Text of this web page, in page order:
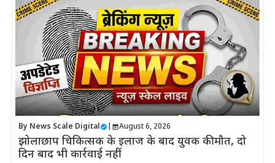
By News Scale Digital August 6, 2026
झोलाछाप चिकित्सक के इलाज के बाद युवक की मौत, दो
दिन बाद भी कार्रवाई नहीं